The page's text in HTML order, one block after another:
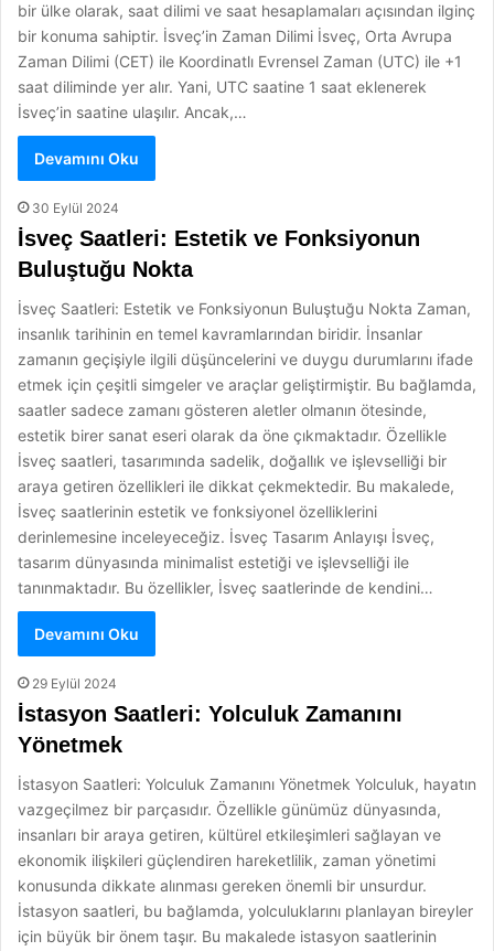
bir ülke olarak, saat dilimi ve saat hesaplamaları açısından ilginç
bir konuma sahiptir. İsveç’in Zaman Dilimi İsveç, Orta Avrupa
Zaman Dilimi (CET) ile Koordinatlı Evrensel Zaman (UTC) ile +1
saat diliminde yer alır. Yani, UTC saatine 1 saat eklenerek
İsveç’in saatine ulaşılır. Ancak,…
Devamını Oku
30 Eylül 2024
İsveç Saatleri: Estetik ve Fonksiyonun
Buluştuğu Nokta
İsveç Saatleri: Estetik ve Fonksiyonun Buluştuğu Nokta Zaman,
insanlık tarihinin en temel kavramlarından biridir. İnsanlar
zamanın geçişiyle ilgili düşüncelerini ve duygu durumlarını ifade
etmek için çeşitli simgeler ve araçlar geliştirmiştir. Bu bağlamda,
saatler sadece zamanı gösteren aletler olmanın ötesinde,
estetik birer sanat eseri olarak da öne çıkmaktadır. Özellikle
İsveç saatleri, tasarımında sadelik, doğallık ve işlevselliği bir
araya getiren özellikleri ile dikkat çekmektedir. Bu makalede,
İsveç saatlerinin estetik ve fonksiyonel özelliklerini
derinlemesine inceleyeceğiz. İsveç Tasarım Anlayışı İsveç,
tasarım dünyasında minimalist estetiği ve işlevselliği ile
tanınmaktadır. Bu özellikler, İsveç saatlerinde de kendini…
Devamını Oku
29 Eylül 2024
İstasyon Saatleri: Yolculuk Zamanını
Yönetmek
İstasyon Saatleri: Yolculuk Zamanını Yönetmek Yolculuk, hayatın
vazgeçilmez bir parçasıdır. Özellikle günümüz dünyasında,
insanları bir araya getiren, kültürel etkileşimleri sağlayan ve
ekonomik ilişkileri güçlendiren hareketlilik, zaman yönetimi
konusunda dikkate alınması gereken önemli bir unsurdur.
İstasyon saatleri, bu bağlamda, yolculuklarını planlayan bireyler
için büyük bir önem taşır. Bu makalede istasyon saatlerinin